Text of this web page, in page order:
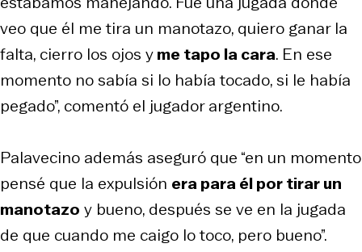
veo que él me tira un manotazo, quiero ganar la
falta, cierro los ojos yme tapo la cara. En ese
momento no sabía si lo había tocado, si le había
pegado”, comentó el jugador argentino.
Palavecino además aseguró que “en un momento
pensé que la expulsión era para él por tirar un
manotazo y bueno, después se ve en la jugada
de que cuando me caigo lo toco, pero bueno”.